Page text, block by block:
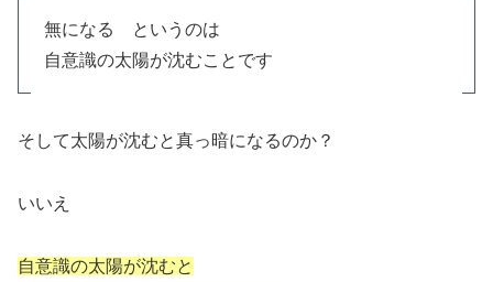
無になる というのは
自意識の太陽が沈むことです
そして太陽が沈むと真っ暗になるのか？
いいえ
自意識の太陽が沈むと